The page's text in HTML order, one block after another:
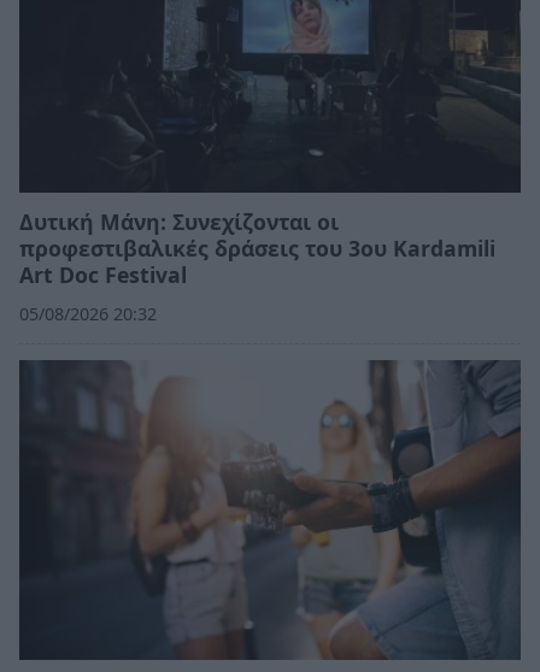
Δυτική Μάνη: Συνεχίζονται οι
προφεστιβαλικές δράσεις του 3ου Kardamili
Art Doc Festival
05/08/2026 20:32